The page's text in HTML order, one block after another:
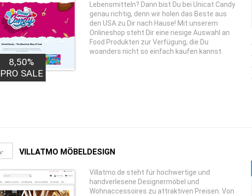
8,50%
PRO SALE
Lebensmitteln? Dann bist Du bei Unicat Candy
genau richtig, denn wir holen das Beste aus
den USA zu Dir nach Hause! Mit unserem
Onlineshop steht Dir eine riesige Auswahl an
Food Produkten zur Verfügung, die Du
woanders nicht so einfach kaufen kannst.
VILLATMO MÖBELDESIGN
Villatmo.de steht für hochwertige und
handverlesene Designermöbel und
Wohnaccessoires zu attraktiven Preisen. Von